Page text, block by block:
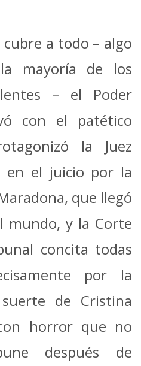
a todo – algo
mayoría de los
– el Poder
con el patético
la Juez
en el juicio por la
que llegó
mundo, y la Corte
concita todas
por la
de Cristina
horror que no
después de